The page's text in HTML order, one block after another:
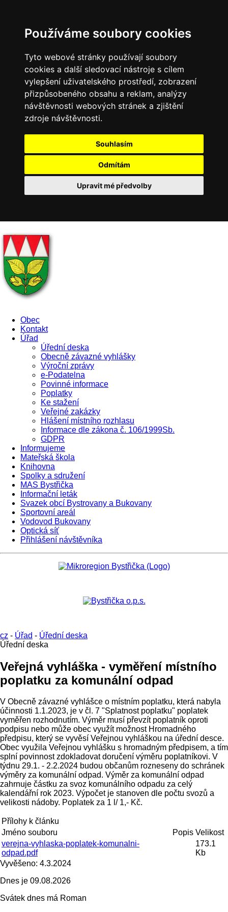
Používáme soubory cookies
Tyto webové stránky používají soubory
cookies a další sledovací nástroje s cílem
vylepšení uživatelského prostředí, zobrazení
přizpůsobeného obsahu a reklam, analýzy
návštěvnosti webových stránek a zjištění
zdroje návštěvnosti.
Souhlasím
Odmítám
Upravit mé předvolby
Obec
Kontakt
Úřad
Úřední deska
Obecně závazné vyhlášky
Výroční zprávy
e-Podatelna
Povinné informace
Poplatky
Ke stažení
Veřejné zakázky
Hlášení místního rozhlasu
Informace dle zákona č. 106/1999Sb.
GDPR
Informujeme
Mateřská škola
Knihovna
Spolky a sdružení
MAS Bystřička
Informační leták
Svazek obcí Bystrovany a Bukovany
Sportovní areál
Vodovod Bukovany
Optická síť
Přihlášení návštěvníka
cz - Úřad - Úřední deska
Úřední deska
Veřejná vyhláška - vyměření místního
poplatku za komunální odpad
V Obecně závazné vyhlášce o místním poplatku, která nabyla
účinnosti 1.1.2023, je v čl. 7 "Splatnost poplatku" poplatek
vyměřen rozhodnutím. Výměr musí převzít poplatník oproti
podpisu nebo může obec využít možnost Hromadného
předpisu, který se vyvěsí Veřejnou vyhláškou na úřední desce.
Obec využila Veřejnou vyhlášku s hromadným předpisem, a tím
splní povinnost zdokladovat doručení výměru poplatníkovi. V
týdnu 29.1. - 2.2.2024 budou občanům rozneseny do schránek
výměry za komunální odpad. Výměr za komunální odpad
zahrnuje částku za svoz komunálního odpadu za celý
kalendářní rok 2023. Výpočet je stanoven dle počtu svozů a
velikosti nádoby. Poplatek za 1 l/ 1,- Kč.
Přílohy k článku
Jméno souboru
Popis Velikost
verejna-vyhlaska-poplatek-komunalni-
odpad.pdf
173.1
Kb
Vyvěšeno: 4.3.2024
Dnes je 09.08.2026
Svátek dnes má Roman